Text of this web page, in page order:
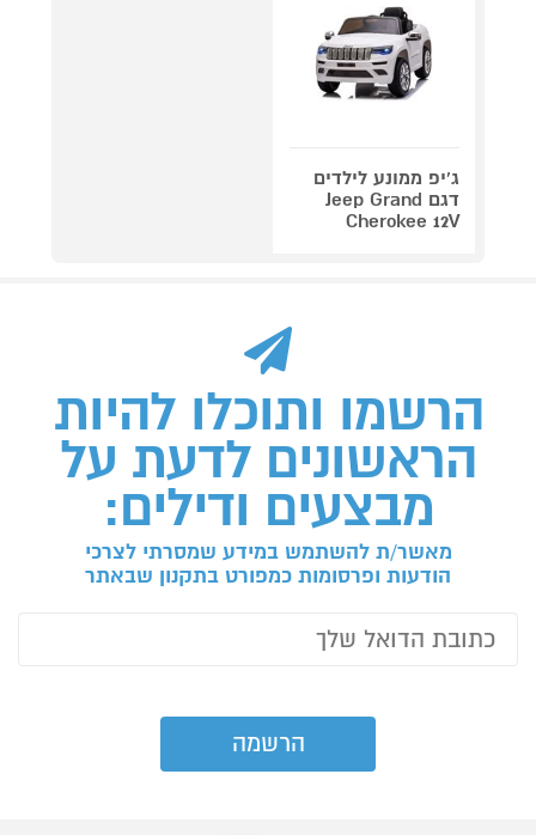
ג'יפ ממונע לילדים
דגם Jeep Grand
Cherokee 12V
הרשמו ותוכלו להיות
הראשונים לדעת על
מבצעים ודילים:
מאשר/ת להשתמש במידע שמסרתי לצרכי
הודעות ופרסומות כמפורט בתקנון שבאתר